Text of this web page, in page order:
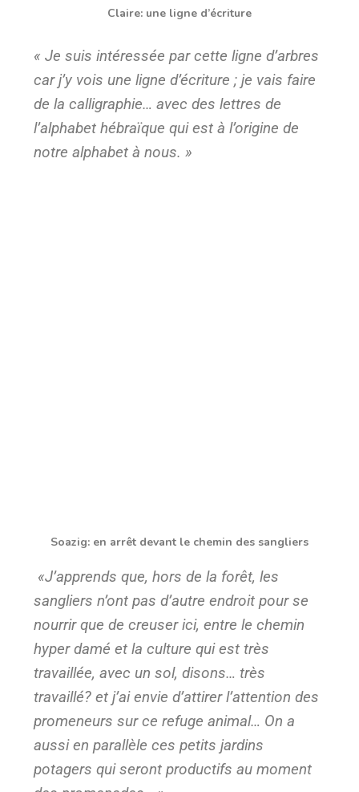
Claire: une ligne d’écriture
« Je suis intéressée par cette ligne d’arbres
car j’y vois une ligne d’écriture ; je vais faire
de la calligraphie… avec des lettres de
l’alphabet hébraïque qui est à l’origine de
notre alphabet à nous. »
Soazig: en arrêt devant le chemin des sangliers
«J’apprends que, hors de la forêt, les
sangliers n’ont pas d’autre endroit pour se
nourrir que de creuser ici, entre le chemin
hyper damé et la culture qui est très
travaillée, avec un sol, disons… très
travaillé? et j’ai envie d’attirer l’attention des
promeneurs sur ce refuge animal… On a
aussi en parallèle ces petits jardins
potagers qui seront productifs au moment